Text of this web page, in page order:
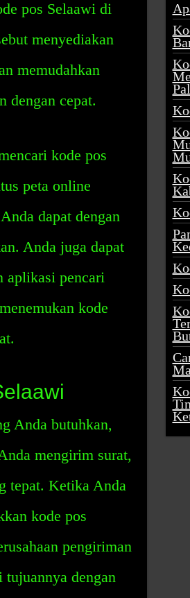
pos Selaawi di
menyediakan
memudahkan
dengan cepat.
kode pos
peta online
dapat dengan
Anda juga dapat
aplikasi pencari
kode
Anda butuhkan,
mengirim surat,
tepat. Ketika Anda
kode pos
pengiriman
tujuannya dengan